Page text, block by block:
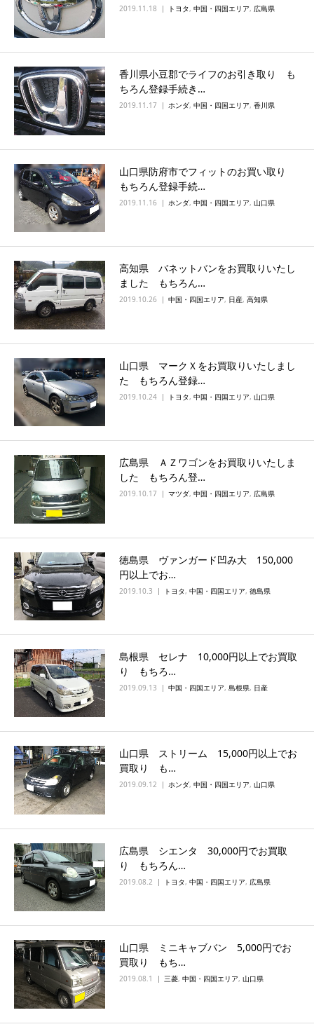
2019.11.18 トヨタ, 中国・四国エリア, 広島県
香川県小豆郡でライフのお引き取り も
ちろん登録手続き…
2019.11.17 ホンダ, 中国・四国エリア, 香川県
山口県防府市でフィットのお買い取り
もちろん登録手続…
2019.11.16 ホンダ, 中国・四国エリア, 山口県
高知県 バネットバンをお買取りいたし
ました もちろん…
2019.10.26 中国・四国エリア, 日産, 高知県
山口県 マークＸをお買取りいたしまし
た もちろん登録…
2019.10.24 トヨタ, 中国・四国エリア, 山口県
広島県 ＡＺワゴンをお買取りいたしま
した もちろん登…
2019.10.17 マツダ, 中国・四国エリア, 広島県
徳島県 ヴァンガード凹み大 150,000
円以上でお…
2019.10.3 トヨタ, 中国・四国エリア, 徳島県
島根県 セレナ 10,000円以上でお買取
り もちろ…
2019.09.13 中国・四国エリア, 島根県, 日産
山口県 ストリーム 15,000円以上でお
買取り も…
2019.09.12 ホンダ, 中国・四国エリア, 山口県
広島県 シエンタ 30,000円でお買取
り もちろん…
2019.08.2 トヨタ, 中国・四国エリア, 広島県
山口県 ミニキャブバン 5,000円でお
買取り もち…
2019.08.1 三菱, 中国・四国エリア, 山口県